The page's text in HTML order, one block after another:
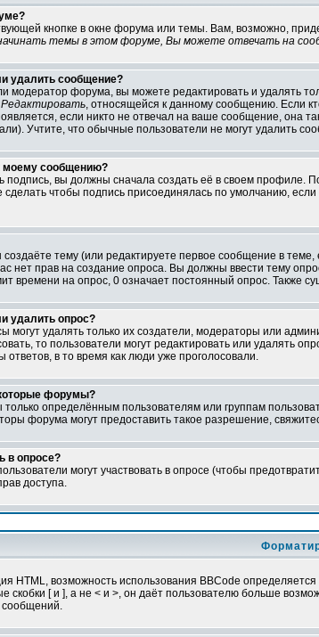
кнопке в окне форума или темы. Вам, возможно,
темы в этом форуме, Вы можете отвечать на
удалить сообщение?
модератор форума, вы можете редактировать и удалять
Редактировать, относящейся к данному сообщению. Если
если никто не отвечал на ваше сообщение, она
Учтите, что обычные пользователи не могут удалить
моему сообщению?
подпись, вы должны сначала создать её в своем профиле.
чтобы подпись присоединялась по умолчанию,
создаёте тему (или редактируете первое сообщение в
нет прав на создание опроса. Вы должны ввести тему
времени на опрос, 0 означает постоянный опрос. Также
удалить опрос?
могут удалять только их создатели, модераторы или
то пользователи могут редактировать или удалять
в то время как люди уже проголосовали.
форумы?
определённым пользователям или группам
форума могут предоставить такое разрешение,
в опросе?
могут участвовать в опросе (чтобы
доступа.
HTML, возможность использования BBCode
скобки [ и ], а не < и >, он даёт пользователю больше
сообщений.